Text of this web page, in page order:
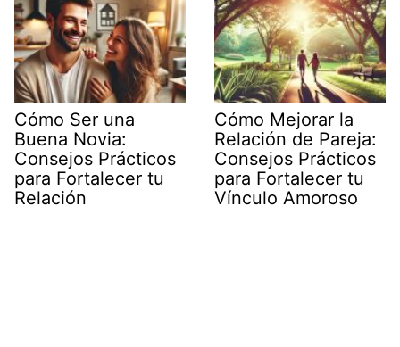
Cómo Ser una
Buena Novia:
Consejos Prácticos
para Fortalecer tu
Relación
Cómo Mejorar la
Relación de Pareja:
Consejos Prácticos
para Fortalecer tu
Vínculo Amoroso